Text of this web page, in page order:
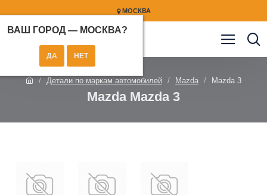
МОСКВА
ВАШ ГОРОД — МОСКВА?
Детали по маркам автомобилей Mazda Mazda 3
Mazda Mazda 3